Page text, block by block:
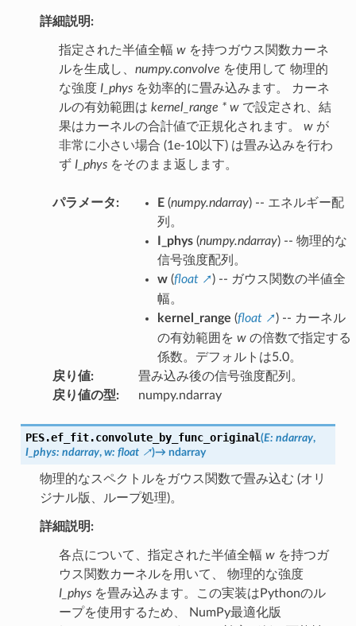
詳細説明:
指定された半値全幅 wを持つガウス関数カーネ
ルを生成し、 numpy.convolve を使用して 物理的
な強度 I_physを効率的に畳み込みます。 カーネ
ルの有効範囲は kernel_range * wで設定され、結
果はカーネルの合計値で正規化されます。 wが
非常に小さい場合 (1e-10以下) は畳み込みを行わ
ず I_physをそのまま返します。
パラメータ: E(numpy.ndarray) -- エネルギー配
列。
I_phys(numpy.ndarray) -- 物理的な
信号強度配列。
w(float
) -- ガウス関数の半値全
幅。
kernel_range (float
) -- カーネル
の有効範囲を wの倍数で指定する
係数。デフォルトは5.0。
戻り値:
畳み込み後の信号強度配列。
戻り値の型: numpy.ndarray
PES.ef_fit.convolute_by_func_original(E: ndarray,
I_phys: ndarray, w: float )→ ndarray
物理的なスペクトルをガウス関数で畳み込む (オリ
ジナル版、ループ処理)。
詳細説明:
各点について、指定された半値全幅 wを持つガ
ウス関数カーネルを用いて、 物理的な強度
I_physを畳み込みます。この実装はPythonのル
ープを使用するため、 NumPy最適化版